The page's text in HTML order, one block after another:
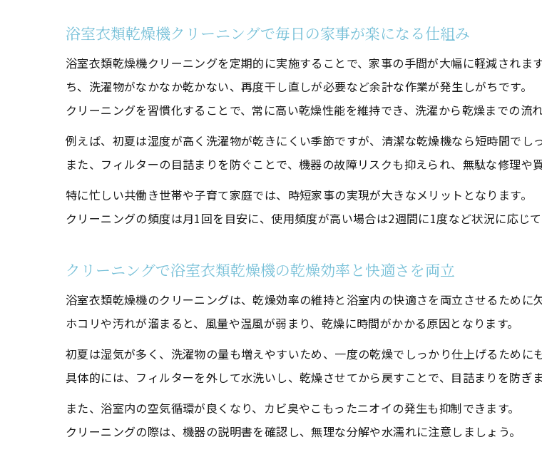
浴室衣類乾燥機クリーニングで毎日の家事が楽になる仕組み
浴室衣類乾燥機クリーニングを定期的に実施することで、家事の手間が大幅に軽減され
ち、洗濯物がなかなか乾かない、再度干し直しが必要など余計な作業が発生しがちです。
クリーニングを習慣化することで、常に高い乾燥性能を維持でき、洗濯から乾燥までの流
例えば、初夏は湿度が高く洗濯物が乾きにくい季節ですが、清潔な乾燥機なら短時間でし
また、フィルターの目詰まりを防ぐことで、機器の故障リスクも抑えられ、無駄な修理や
特に忙しい共働き世帯や子育て家庭では、時短家事の実現が大きなメリットとなります。
クリーニングの頻度は月1回を目安に、使用頻度が高い場合は2週間に1度など状況に応じて
クリーニングで浴室衣類乾燥機の乾燥効率と快適さを両立
浴室衣類乾燥機のクリーニングは、乾燥効率の維持と浴室内の快適さを両立させるために
ホコリや汚れが溜まると、風量や温風が弱まり、乾燥に時間がかかる原因となります。
初夏は湿気が多く、洗濯物の量も増えやすいため、一度の乾燥でしっかり仕上げるために
具体的には、フィルターを外して水洗いし、乾燥させてから戻すことで、目詰まりを防ぎま
また、浴室内の空気循環が良くなり、カビ臭やこもったニオイの発生も抑制できます。
クリーニングの際は、機器の説明書を確認し、無理な分解や水濡れに注意しましょう。